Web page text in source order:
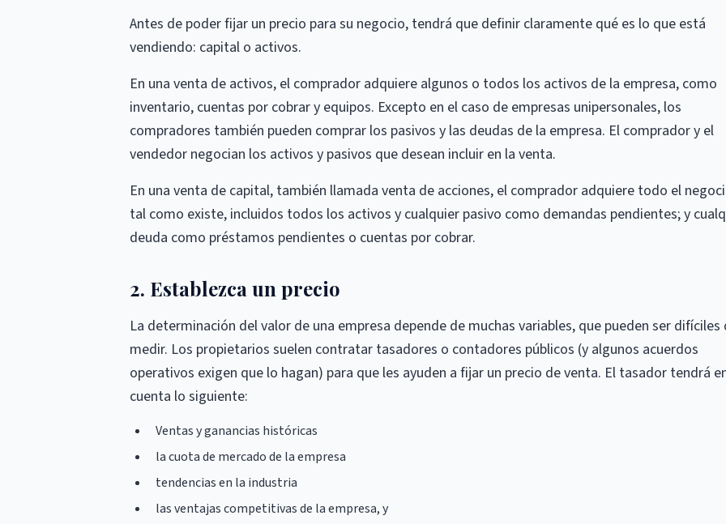
Antes de poder fijar un precio para su negocio, tendrá que definir claramente qué es lo que está
vendiendo: capital o activos.
En una venta de activos, el comprador adquiere algunos o todos los activos de la empresa, como
inventario, cuentas por cobrar y equipos. Excepto en el caso de empresas unipersonales, los
compradores también pueden comprar los pasivos y las deudas de la empresa. El comprador y el
vendedor negocian los activos y pasivos que desean incluir en la venta.
En una venta de capital, también llamada venta de acciones, el comprador adquiere todo el
tal como existe, incluidos todos los activos y cualquier pasivo como demandas pendientes; y
deuda como préstamos pendientes o cuentas por cobrar.
2. Establezca un precio
La determinación del valor de una empresa depende de muchas variables, que pueden ser difíciles
medir. Los propietarios suelen contratar tasadores o contadores públicos (y algunos acuerdos
operativos exigen que lo hagan) para que les ayuden a fijar un precio de venta. El tasador tendrá
cuenta lo siguiente:
Ventas y ganancias históricas
la cuota de mercado de la empresa
tendencias en la industria
las ventajas competitivas de la empresa, y